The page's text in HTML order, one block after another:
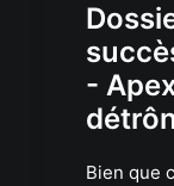
-
Bien que